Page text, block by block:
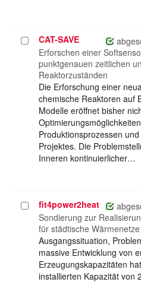
Projekt
auswählen
CAT-SAVE
Erforschen einer
punktgenauen zeitlichen
Reaktorzuständen
Die Erforschung einer
chemische Reaktoren auf
Modelle eröffnet bisher
Produktionsprozessen
Projektes. Die
Inneren kontinuierlicher…
Projekt
auswählen
fit4power2heat
Sondierung zur
für städtische Wärmenetze
Ausgangssituation,
massive Entwicklung von
Erzeugungskapazitäten
installierten Kapazität von